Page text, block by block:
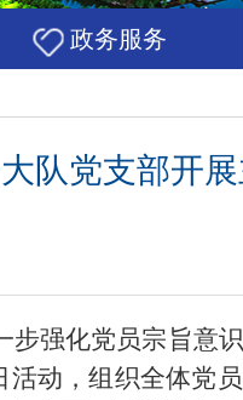
政务服务
队党支部开展
强化党员宗旨意
动，组织全体党